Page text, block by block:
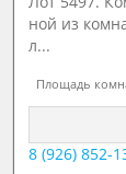
ной из
л...
Площадь
8 (926) 852-